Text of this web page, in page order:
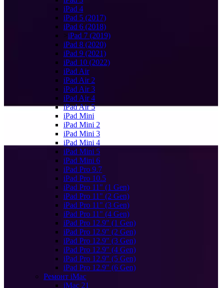
iPad 4
iPad 5 (2017)
iPad 6 (2018)
>iPad 7 (2019)
iPad 8 (2020)
iPad 9 (2021)
iPad 10 (2022)
iPad Air
iPad Air 2
iPad Air 3
iPad Air 4
iPad Air 5
iPad Mini
iPad Mini 2
iPad Mini 3
iPad Mini 4
iPad Mini 5
iPad Mini 6
iPad Pro 9.7
iPad Pro 10.5
iPad Pro 11" (1 Gen)
iPad Pro 11" (2 Gen)
iPad Pro 11" (3 Gen)
iPad Pro 11" (4 Gen)
iPad Pro 12.9" (1 Gen)
iPad Pro 12.9" (2 Gen)
iPad Pro 12.9" (3 Gen)
iPad Pro 12.9" (4 Gen)
iPad Pro 12.9" (5 Gen)
iPad Pro 12.9" (6 Gen)
Ремонт iMac
iMac 21